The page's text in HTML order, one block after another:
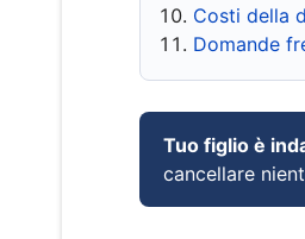
Costi della
Domande
Tuo figlio è
cancellare